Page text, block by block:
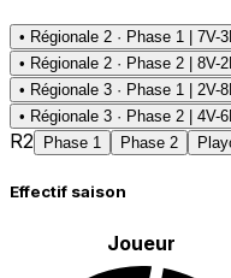
• Régionale 2 · Phase 1 | 7V-
• Régionale 2 · Phase 2 | 8V-
• Régionale 3 · Phase 1 | 2V-
• Régionale 3 · Phase 2 | 4V-
R2 Phase 1 Phase 2
Effectif saison
Joueur